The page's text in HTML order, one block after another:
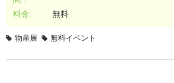
料金: 無料
物産展 無料イベント